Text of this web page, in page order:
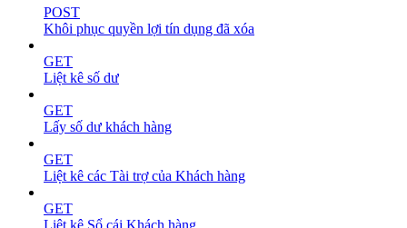
POST
Khôi phục quyền lợi tín dụng đã xóa
GET
Liệt kê số dư
GET
Lấy số dư khách hàng
GET
Liệt kê các Tài trợ của Khách hàng
GET
Liệt kê Sổ cái Khách hàng